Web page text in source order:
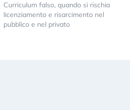
Curriculum falso, quando si rischia
licenziamento e risarcimento nel
pubblico e nel privato